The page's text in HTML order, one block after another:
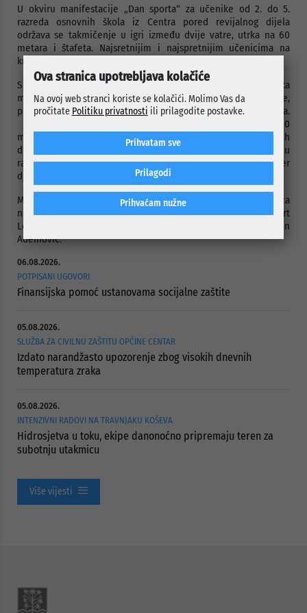
U okviru manifestacije „Dan sporta“ za učenike od 2. do 5.
razreda osnovnih škola iz Centra pored revijalnog dijela
održava se takmičenje u igri između dvije vatre, utrka na 60
metara i štafeta. Najsretnijim i najspretnijim učenicima na
kraju manifestacije bit će uručene medalje.
Sportske igre mladih su najveća amaterska sportska
manifestacija u Evropi koja pruža djeci i mladima da se,
potpuno besplatno takmiče u različitim sportskim disciplinama.
U prethodnih 14 godina, igre su ispratile više od 580.000
mališana iz cijele Bosne i Hercegovine. Sportske igre mladih
doprinose razvoju tolerancije i solidarnosti, poštivanju
različitosti, stvaranju novih prijateljstava te omogućavaju fer
djetinstvo za sve mališane.
Manifestaciji su u ime Općine Centar prisustvovali pomoćnica
načelnika za obrazovanje, društvene djelatnosti, kulturu i sport
Lejla Dizdarević, kao i vijećnici Hidajet Porić i Jasmin
Ademović.
06.08.2026.
POTPISANI UGOVORI
Finansijska pomoć ustanovama socijalne zaštite
05.08.2026.
SLUŽBA ZA CIVILNU ZAŠTITU OPĆINE CENTAR
Izdato narandžasto upozorenje zbog visokih dnevnih
temperatura zraka
05.08.2026.
INTENZIVNI RADOVI NA TRAVNJAKU KOŠEVA
Hidrosjetva u toku, ekipe danonoćno pripremaju teren za
subotnju utakmicu
Više vijesti
Ova stranica upotrebljava kolačiće
Na ovoj web stranci koriste se kolačići. Molimo Vas da
pročitate Politiku privatnosti ili prilagodite postavke.
Prihvaćam nužne
Prilagodi
Prihvatam sve